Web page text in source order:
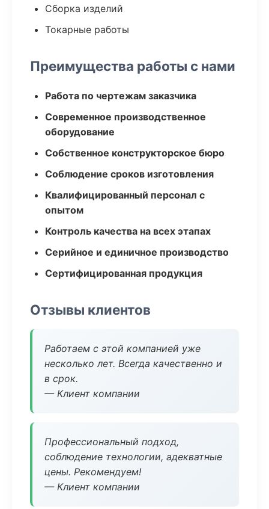
Сборка изделий
Токарные работы
Преимущества работы с нами
Работа по чертежам заказчика
Современное производственное
оборудование
Собственное конструкторское бюро
Соблюдение сроков изготовления
Квалифицированный персонал с
опытом
Контроль качества на всех этапах
Серийное и единичное производство
Сертифицированная продукция
Отзывы клиентов
Работаем с этой компанией уже
несколько лет. Всегда качественно и
в срок.
— Клиент компании
Профессиональный подход,
соблюдение технологии, адекватные
цены. Рекомендуем!
— Клиент компании